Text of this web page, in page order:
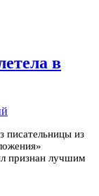
в
писательницы из
признан лучшим